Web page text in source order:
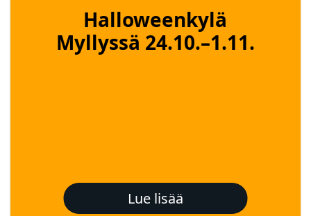
Halloweenkylä
Myllyssä 24.10.–1.11.
Lue lisää